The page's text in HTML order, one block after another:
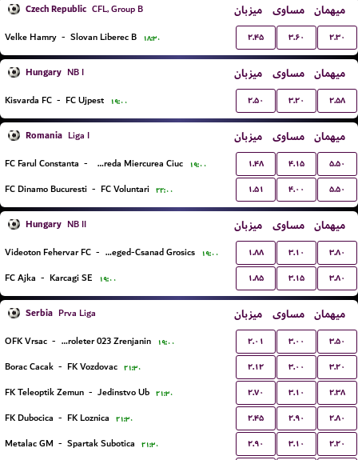
Czech Republic CFL, Group B میزبان مساوی میهمان
Velke Hamry - Slovan Liberec B ۱۸:۳۰ ۲.۴۵ ۳.۶۰ ۲.۳۰
Hungary NB I میزبان مساوی میهمان
Kisvarda FC - FC Ujpest ۱۹:۰۰ ۲.۵۰ ۳.۲۰ ۲.۵۸
Romania Liga I میزبان مساوی میهمان
FC Farul Constanta - FC Csikszereda Miercurea Ciuc ۱۹:۰۰ ۱.۴۸ ۴.۱۵ ۵.۵۰
FC Dinamo Bucuresti - FC Voluntari ۲۲:۰۰ ۱.۵۱ ۴.۰۰ ۵.۵۰
Hungary NB II میزبان مساوی میهمان
Videoton Fehervar FC - Szeged-Csanad Grosics ۱۹:۰۰ ۱.۸۸ ۳.۱۰ ۳.۸۰
FC Ajka - Karcagi SE ۱۹:۰۰ ۱.۸۵ ۳.۱۵ ۳.۸۰
Serbia Prva Liga میزبان مساوی میهمان
OFK Vrsac - FK Proleter 023 Zrenjanin ۱۹:۰۰ ۲.۰۱ ۳.۰۰ ۳.۵۰
Borac Cacak - FK Vozdovac ۲۱:۳۰ ۲.۱۲ ۳.۰۰ ۳.۲۰
FK Teleoptik Zemun - Jedinstvo Ub ۲۱:۳۰ ۲.۷۰ ۳.۱۰ ۲.۳۸
FK Dubocica - FK Loznica ۲۱:۳۰ ۲.۴۵ ۲.۹۰ ۲.۸۰
Metalac GM - Spartak Subotica ۲۱:۳۰ ۲.۹۰ ۳.۱۰ ۲.۲۰